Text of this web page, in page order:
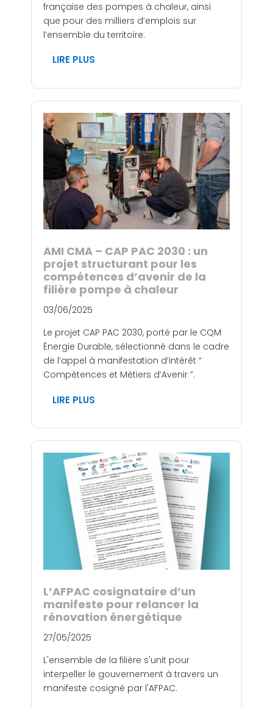
française des pompes à chaleur, ainsi
que pour des milliers d’emplois sur
l’ensemble du territoire.
LIRE PLUS
AMI CMA – CAP PAC 2030 : un
projet structurant pour les
compétences d’avenir de la
filière pompe à chaleur
03/06/2025
Le projet CAP PAC 2030, porté par le CQM
Énergie Durable, sélectionné dans le cadre
de l’appel à manifestation d’intérêt “
Compétences et Métiers d’Avenir ”.
LIRE PLUS
L’AFPAC cosignataire d’un
manifeste pour relancer la
rénovation énergétique
27/05/2025
L'ensemble de la filière s'unit pour
interpeller le gouvernement à travers un
manifeste cosigné par l'AFPAC.